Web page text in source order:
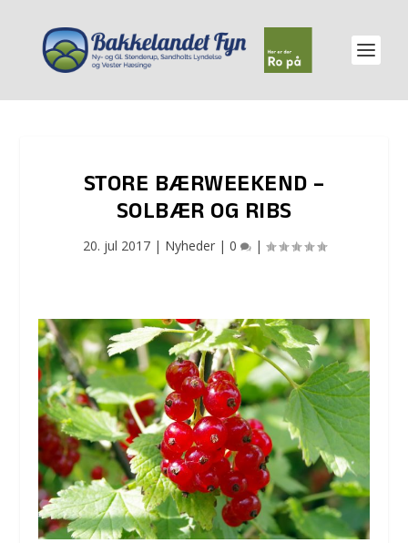
STORE BÆRWEEKEND –
SOLBÆR OG RIBS
20. jul 2017| Nyheder| 0 |